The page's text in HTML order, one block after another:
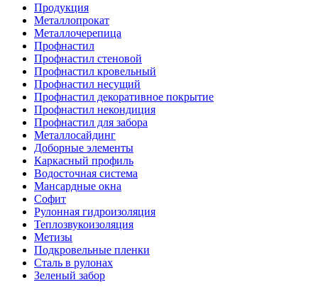
Продукция
Металлопрокат
Металлочерепица
Профнастил
Профнастил стеновой
Профнастил кровельный
Профнастил несущий
Профнастил декоративное покрытие
Профнастил некондиция
Профнастил для забора
Металлосайдинг
Доборные элементы
Каркасный профиль
Водосточная система
Мансардные окна
Софит
Рулонная гидроизоляция
Теплозвукоизоляция
Метизы
Подкровельные пленки
Сталь в рулонах
Зеленый забор